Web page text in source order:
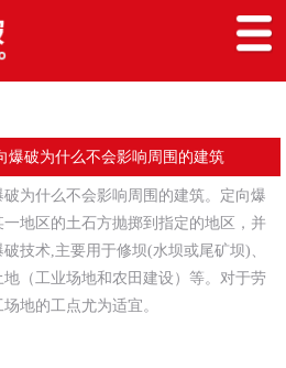
爆破为什么不会影响周围的建筑
为什么不会影响周围的建筑。定向爆
地区的土石方抛掷到指定的地区，并
技术,主要用于修坝(水坝或尾矿坝)、
（工业场地和农田建设）等。对于劳
地的工点尤为适宜。